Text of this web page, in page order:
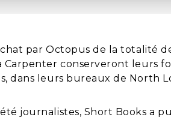
par Octopus de la totalité
Carpenter conserveront leurs
dans leurs bureaux de North
journalistes, Short Books a